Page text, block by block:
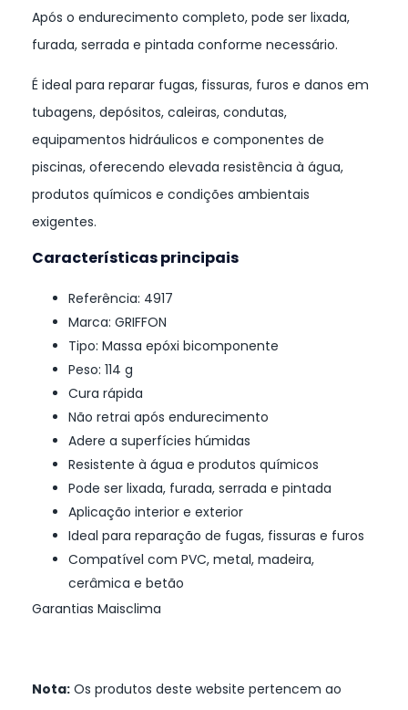
Após o endurecimento completo, pode ser lixada,
furada, serrada e pintada conforme necessário.
É ideal para reparar fugas, fissuras, furos e danos em
tubagens, depósitos, caleiras, condutas,
equipamentos hidráulicos e componentes de
piscinas, oferecendo elevada resistência à água,
produtos químicos e condições ambientais
exigentes.
Características principais
Referência: 4917
Marca: GRIFFON
Tipo: Massa epóxi bicomponente
Peso: 114 g
Cura rápida
Não retrai após endurecimento
Adere a superfícies húmidas
Resistente à água e produtos químicos
Pode ser lixada, furada, serrada e pintada
Aplicação interior e exterior
Ideal para reparação de fugas, fissuras e furos
Compatível com PVC, metal, madeira,
cerâmica e betão
Garantias Maisclima
Nota: Os produtos deste website pertencem ao